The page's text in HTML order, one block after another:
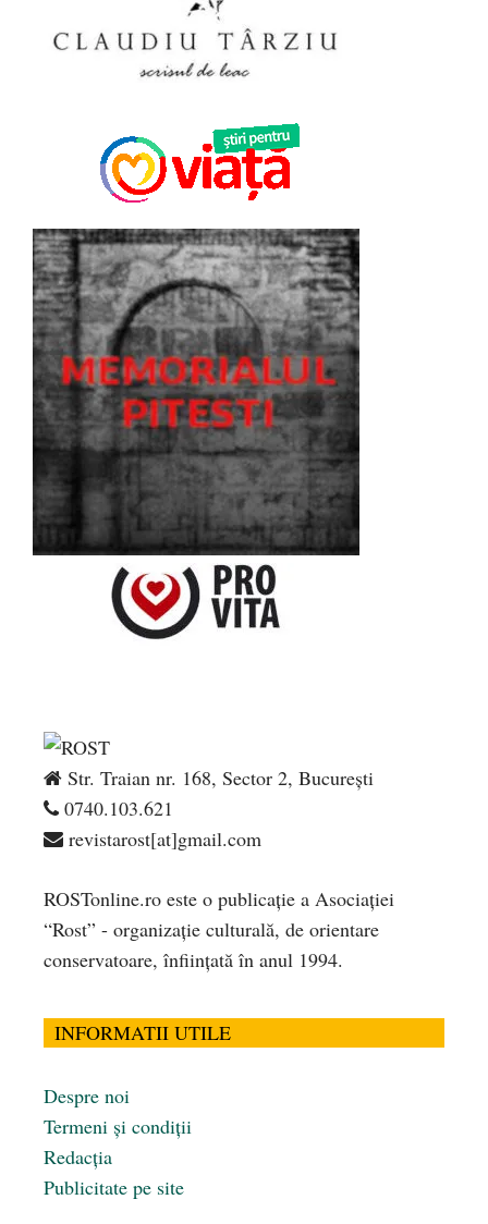
Str. Traian nr. 168, Sector 2, București
0740.103.621
revistarost[at]gmail.com
ROSTonline.ro este o publicaţie a Asociaţiei
“Rost” - organizaţie culturală, de orientare
conservatoare, înfiinţată în anul 1994.
INFORMATII UTILE
Despre noi
Termeni și condiții
Redacția
Publicitate pe site